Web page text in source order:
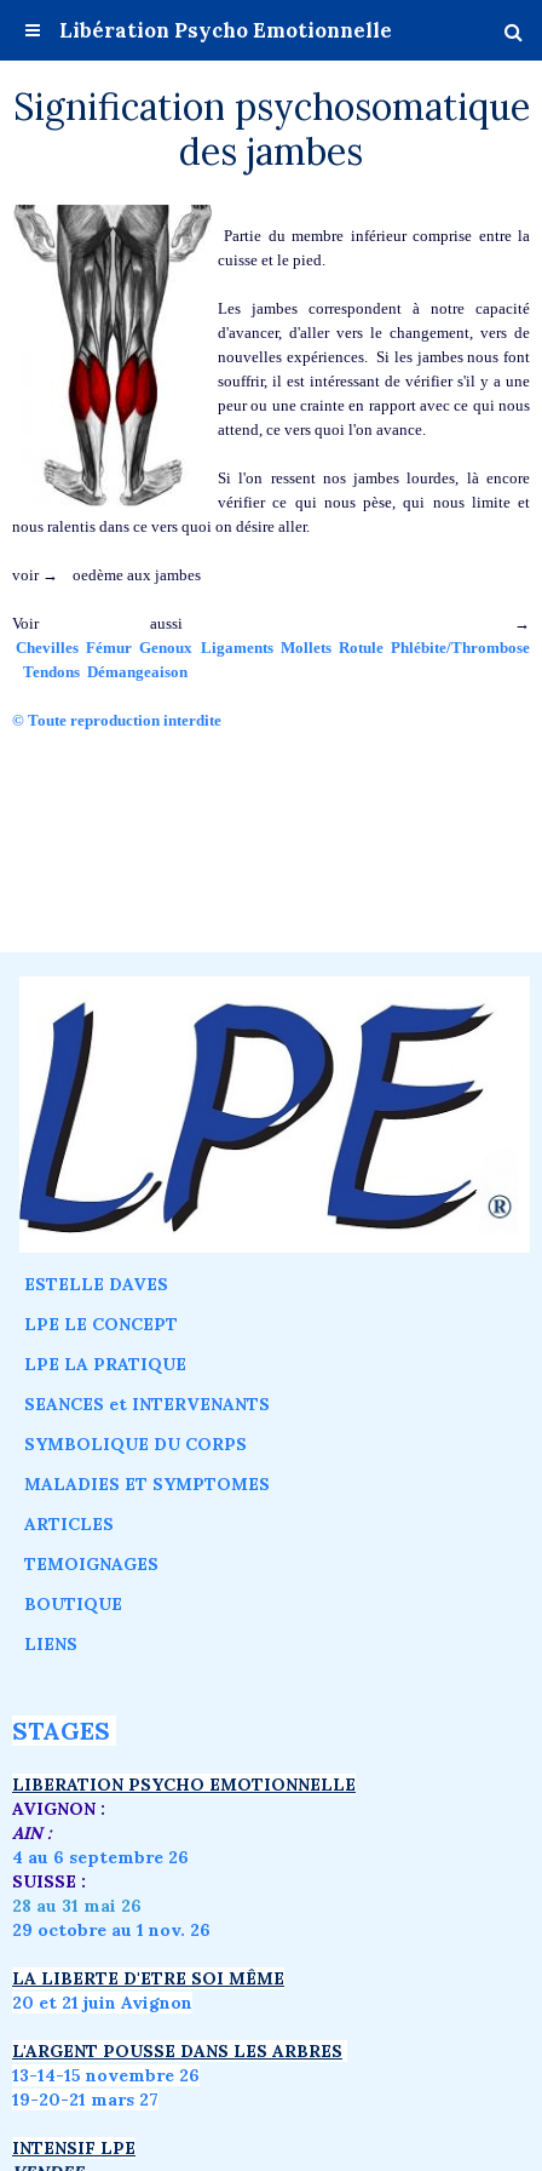
Libération Psycho Emotionnelle
Signification psychosomatique
des jambes
Partie du membre inférieur comprise entre la
cuisse et le pied.
Les jambes correspondent à notre capacité
d'avancer, d'aller vers le changement, vers de
nouvelles expériences. Si les jambes nous font
souffrir, il est intéressant de vérifier s'il y a une
peur ou une crainte en rapport avec ce qui nous
attend, ce vers quoi l'on avance.
Si l'on ressent nos jambes lourdes, là encore
vérifier ce qui nous pèse, qui nous limite et
nous ralentis dans ce vers quoi on désire aller.
voir → oedème aux jambes
Voir aussi →
Chevilles Fémur Genoux Ligaments Mollets Rotule Phlébite/Thrombose
Tendons Démangeaison
© Toute reproduction interdite
ESTELLE DAVES
LPE LE CONCEPT
LPE LA PRATIQUE
SEANCES et INTERVENANTS
SYMBOLIQUE DU CORPS
MALADIES ET SYMPTOMES
ARTICLES
TEMOIGNAGES
BOUTIQUE
LIENS
STAGES
LIBERATION PSYCHO EMOTIONNELLE
AVIGNON :
AIN :
4 au 6 septembre 26
SUISSE :
28 au 31 mai 26
29 octobre au 1 nov. 26
LA LIBERTE D'ETRE SOI MÊME
20 et 21 juin Avignon
L'ARGENT POUSSE DANS LES ARBRES
13-14-15 novembre 26
19-20-21 mars 27
INTENSIF LPE